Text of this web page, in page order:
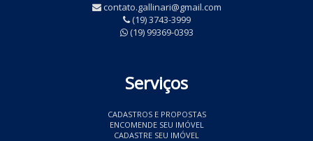
contato.gallinari@gmail.com
(19) 3743-3999
(19) 99369-0393
Serviços
CADASTROS E PROPOSTAS
ENCOMENDE SEU IMÓVEL
CADASTRE SEU IMÓVEL